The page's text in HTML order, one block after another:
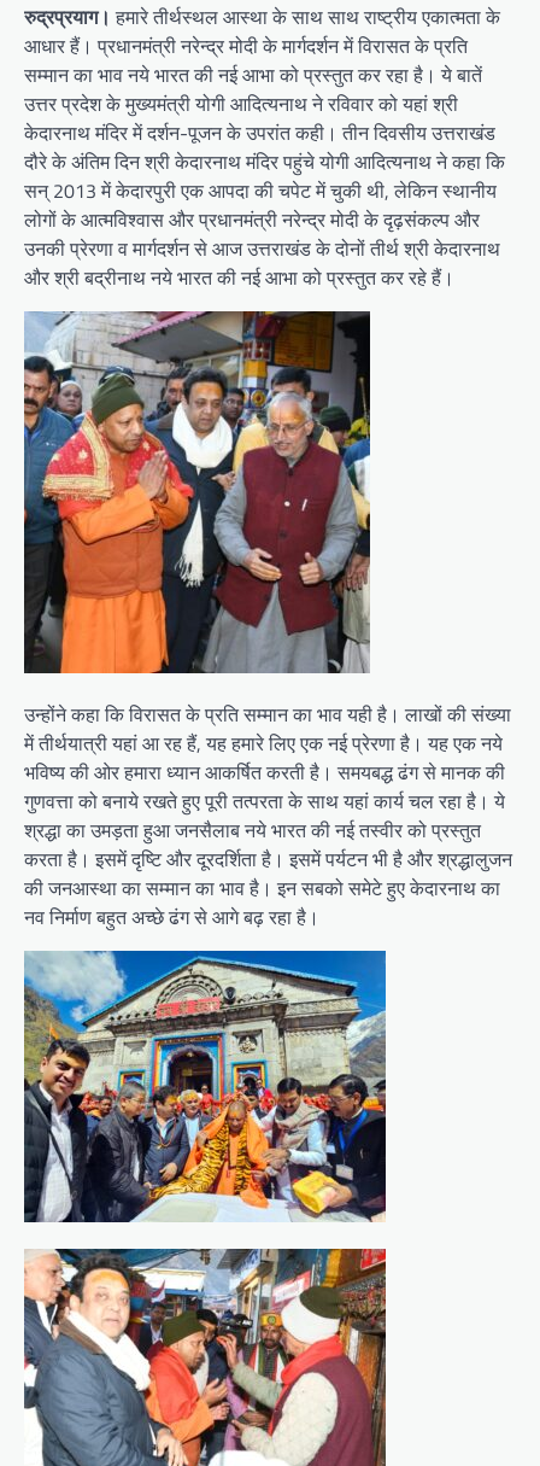
रुद्रप्रयाग। हमारे तीर्थस्थल आस्था के साथ साथ राष्ट्रीय एकात्मता के
आधार हैं। प्रधानमंत्री नरेन्द्र मोदी के मार्गदर्शन में विरासत के प्रति
सम्मान का भाव नये भारत की नई आभा को प्रस्तुत कर रहा है। ये बातें
उत्तर प्रदेश के मुख्यमंत्री योगी आदित्यनाथ ने रविवार को यहां श्री
केदारनाथ मंदिर में दर्शन-पूजन के उपरांत कही। तीन दिवसीय उत्तराखंड
दौरे के अंतिम दिन श्री केदारनाथ मंदिर पहुंचे योगी आदित्यनाथ ने कहा कि
सन् 2013 में केदारपुरी एक आपदा की चपेट में चुकी थी, लेकिन स्थानीय
लोगों के आत्मविश्वास और प्रधानमंत्री नरेन्द्र मोदी के दृढ़संकल्प और
उनकी प्रेरणा व मार्गदर्शन से आज उत्तराखंड के दोनों तीर्थ श्री केदारनाथ
और श्री बद्रीनाथ नये भारत की नई आभा को प्रस्तुत कर रहे हैं।
उन्होंने कहा कि विरासत के प्रति सम्मान का भाव यही है। लाखों की संख्या
में तीर्थयात्री यहां आ रह हैं, यह हमारे लिए एक नई प्रेरणा है। यह एक नये
भविष्य की ओर हमारा ध्यान आकर्षित करती है। समयबद्ध ढंग से मानक की
गुणवत्ता को बनाये रखते हुए पूरी तत्परता के साथ यहां कार्य चल रहा है। ये
श्रद्धा का उमड़ता हुआ जनसैलाब नये भारत की नई तस्वीर को प्रस्तुत
करता है। इसमें दृष्टि और दूरदर्शिता है। इसमें पर्यटन भी है और श्रद्धालुजन
की जनआस्था का सम्मान का भाव है। इन सबको समेटे हुए केदारनाथ का
नव निर्माण बहुत अच्छे ढंग से आगे बढ़ रहा है।